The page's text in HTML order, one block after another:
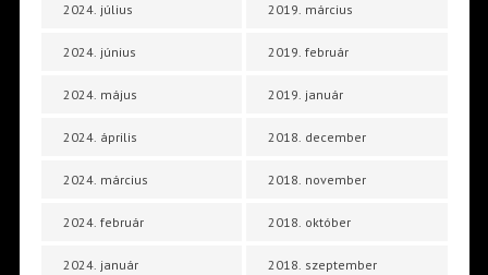
2024. július
2024. június
2024. május
2024. április
2024. március
2024. február
2024. január
2019. március
2019. február
2019. január
2018. december
2018. november
2018. október
2018. szeptember